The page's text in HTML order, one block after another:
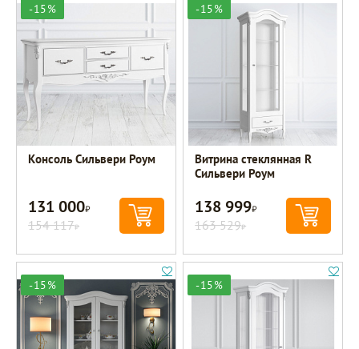
-15%
Консоль Сильвери Роум
131 000Р
154 117Р
-15%
Витрина стеклянная R
Сильвери Роум
138 999Р
163 529Р
-15% -15%